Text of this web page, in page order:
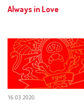
Always in Love
16.03.2020.